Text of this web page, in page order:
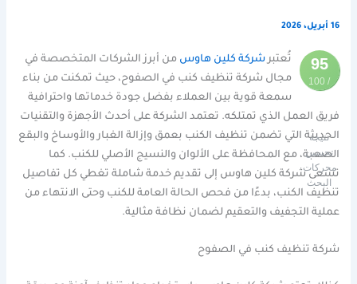
16 أبريل، 2026
95
/ 100
نتيجة
تحسين
محركات
البحث
تُعتبرشركة كلين هاوس من أبرز الشركات المتخصصة في
مجال شركة تنظيف كنب في الصفوح، حيث تمكنت من بناء
سمعة قوية بين العملاء بفضل جودة خدماتها واحترافية
فريق العمل الذي تمتلكه. تعتمد الشركة على أحدث الأجهزة والتقنيات
الحديثة التي تضمن تنظيف الكنب بعمق وإزالة الغبار والأوساخ والبقع
الصعبة، مع المحافظة على الألوان والنسيج الأصلي للكنب. كما
تسعى شركة كلين هاوس إلى تقديم خدمة شاملة تغطي كل تفاصيل
تنظيف الكنب، بدءًا من فحص الحالة العامة للكنب وحتى الانتهاء من
عملية التجفيف والتعقيم لضمان نظافة مثالية.
شركة تنظيف كنب في الصفوح